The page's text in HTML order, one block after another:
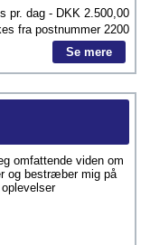
pr. dag - DKK 2.500,00
fra postnummer 2200
Se mere
omfattende viden om
og bestræber mig på